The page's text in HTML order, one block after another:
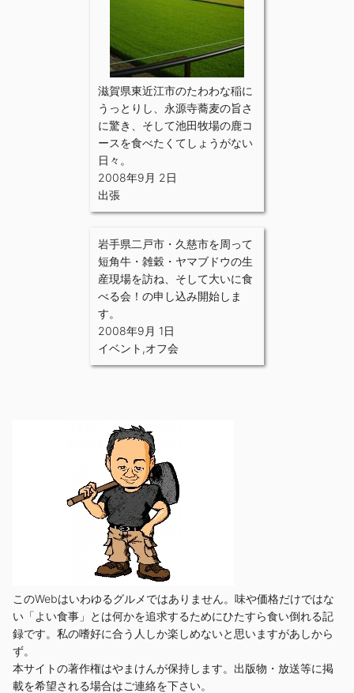
滋賀県東近江市のたわわな稲に
うっとりし、永源寺蕎麦の旨さ
に驚き、そして池田牧場の鹿コ
ースを食べたくてしょうがない
日々。
2008年9月 2日
出張
岩手県二戸市・久慈市を周って
短角牛・雑穀・ヤマブドウの生
産現場を訪ね、そして大いに食
べる会！の申し込み開始しま
す。
2008年9月 1日
イベント ,オフ会
このWebはいわゆるグルメではありません。味や価格だけではな
い「よい食事」とは何かを追求するためにひたすら食い倒れる記
録です。私の嗜好に合う人しか楽しめないと思いますがあしから
ず。
本サイトの著作権はやまけんが保持します。出版物・放送等に掲
載を希望される場合はご連絡を下さい。